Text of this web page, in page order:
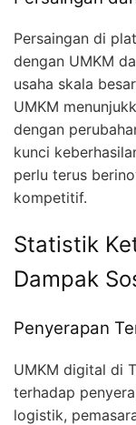
Persaingan di
dengan UMKM
usaha skala
UMKM
dengan
kunci
perlu terus
kompetitif.
Statistik
Dampak
Penyerapan
UMKM digital di
terhadap
logistik,